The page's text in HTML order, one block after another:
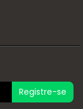
Registre-se